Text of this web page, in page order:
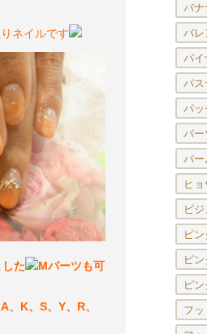
ネイルです
た
Mパーツも可
、K、S、Y、R、
バナ
バレ
パイ
パス
パッ
パー
パー
ヒ
ビ
ピ
ピ
ピ
フ